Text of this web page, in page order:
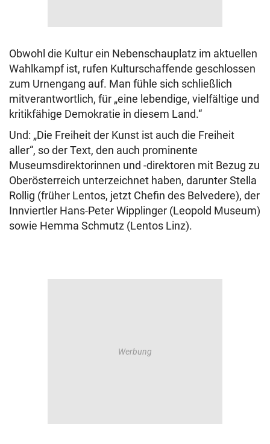
Obwohl die Kultur ein Nebenschauplatz im aktuellen
Wahlkampf ist, rufen Kulturschaffende geschlossen
zum Urnengang auf. Man fühle sich schließlich
mitverantwortlich, für „eine lebendige, vielfältige und
kritikfähige Demokratie in diesem Land.“
Und: „Die Freiheit der Kunst ist auch die Freiheit
aller“, so der Text, den auch prominente
Museumsdirektorinnen und -direktoren mit Bezug zu
Oberösterreich unterzeichnet haben, darunter Stella
Rollig (früher Lentos, jetzt Chefin des Belvedere), der
Innviertler Hans-Peter Wipplinger (Leopold Museum)
sowie Hemma Schmutz (Lentos Linz).